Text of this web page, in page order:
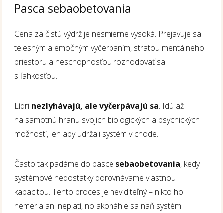
Pasca sebaobetovania
Cena za čistú výdrž je nesmierne vysoká. Prejavuje sa
telesným a emočným vyčerpaním, stratou mentálneho
priestoru a neschopnosťou rozhodovať sa
s ľahkosťou.
Lídri nezlyhávajú, ale vyčerpávajú sa. Idú až
na samotnú hranu svojich biologických a psychických
možností, len aby udržali systém v chode.
Často tak padáme do pasce sebaobetovania, kedy
systémové nedostatky dorovnávame vlastnou
kapacitou. Tento proces je neviditeľný – nikto ho
nemeria ani neplatí, no akonáhle sa naň systém